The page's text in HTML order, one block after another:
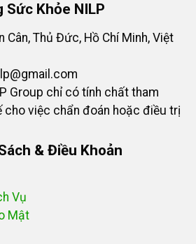
Sức Khỏe NILP
Cân, Thủ Đức, Hồ Chí Minh, Việt
Group chỉ có tính chất tham
cho việc chẩn đoán hoặc điều trị
& Điều Khoản
Vụ
Mật